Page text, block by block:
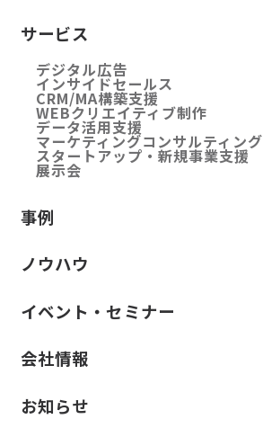
サービス
デジタル広告
インサイドセールス
CRM/MA構築支援
WEBクリエイティブ制作
データ活用支援
マーケティングコンサルティング
スタートアップ・新規事業支援
展示会
事例
ノウハウ
イベント・セミナー
会社情報
お知らせ